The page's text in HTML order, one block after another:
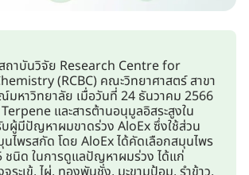
ถาบันวิจัย Research Centre for
(RCBC) คณะวิทยาศาสตร์ สาขา
มหาวิทยาลัย เมื่อวันที่ 24 ธันวาคม 2566
และสารต้านอนุมูลอิสระสูงใน
ผู้มีปัญหาผมขาดร่วง AloEx ซึ่งใช้ส่วน
ไพรสกัด โดย AloEx ได้คัดเลือกสมุนไพร
นิด ในการดูแลปัญหาผมร่วง ได้แก่